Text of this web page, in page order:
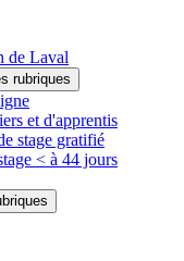
de Laval
et d'apprentis
stage gratifié
< à 44 jours